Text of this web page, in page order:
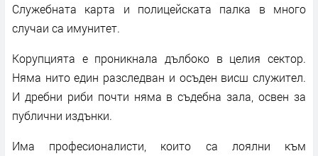
Служебната карта и полицейската палка в много
случаи са имунитет.
Корупцията е проникнала дълбоко в целия сектор.
Няма нито един разследван и осъден висш служител.
И дребни риби почти няма в съдебна зала, освен за
публични издънки.
Има професионалисти, които са лоялни към